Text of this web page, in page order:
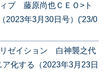
ブ 藤原尚也ＣＥＯ>ト
2023年3月30日号）('23/0
リゼイション 白神襲之代
化する（2023年3月23日